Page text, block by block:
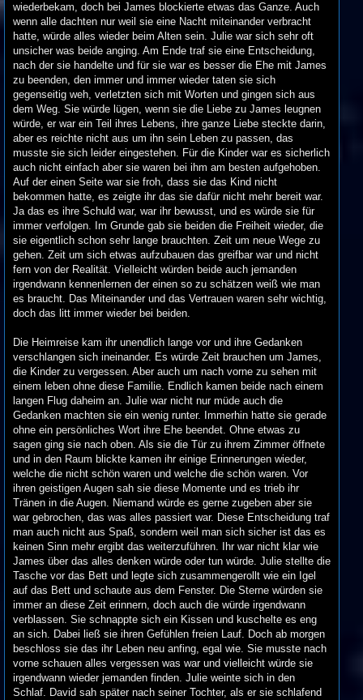
wiederbekam, doch bei James blockierte etwas das Ganze. Auch
wenn alle dachten nur weil sie eine Nacht miteinander verbracht
hatte, würde alles wieder beim Alten sein. Julie war sich sehr oft
unsicher was beide anging. Am Ende traf sie eine Entscheidung,
nach der sie handelte und für sie war es besser die Ehe mit James
zu beenden, den immer und immer wieder taten sie sich
gegenseitig weh, verletzten sich mit Worten und gingen sich aus
dem Weg. Sie würde lügen, wenn sie die Liebe zu James leugnen
würde, er war ein Teil ihres Lebens, ihre ganze Liebe steckte darin,
aber es reichte nicht aus um ihn sein Leben zu passen, das
musste sie sich leider eingestehen. Für die Kinder war es sicherlich
auch nicht einfach aber sie waren bei ihm am besten aufgehoben.
Auf der einen Seite war sie froh, dass sie das Kind nicht
bekommen hatte, es zeigte ihr das sie dafür nicht mehr bereit war.
Ja das es ihre Schuld war, war ihr bewusst, und es würde sie für
immer verfolgen. Im Grunde gab sie beiden die Freiheit wieder, die
sie eigentlich schon sehr lange brauchten. Zeit um neue Wege zu
gehen. Zeit um sich etwas aufzubauen das greifbar war und nicht
fern von der Realität. Vielleicht würden beide auch jemanden
irgendwann kennenlernen der einen so zu schätzen weiß wie man
es braucht. Das Miteinander und das Vertrauen waren sehr wichtig,
doch das litt immer wieder bei beiden.
Die Heimreise kam ihr unendlich lange vor und ihre Gedanken
verschlangen sich ineinander. Es würde Zeit brauchen um James,
die Kinder zu vergessen. Aber auch um nach vorne zu sehen mit
einem leben ohne diese Familie. Endlich kamen beide nach einem
langen Flug daheim an. Julie war nicht nur müde auch die
Gedanken machten sie ein wenig runter. Immerhin hatte sie gerade
ohne ein persönliches Wort ihre Ehe beendet. Ohne etwas zu
sagen ging sie nach oben. Als sie die Tür zu ihrem Zimmer öffnete
und in den Raum blickte kamen ihr einige Erinnerungen wieder,
welche die nicht schön waren und welche die schön waren. Vor
ihren geistigen Augen sah sie diese Momente und es trieb ihr
Tränen in die Augen. Niemand würde es gerne zugeben aber sie
war gebrochen, das was alles passiert war. Diese Entscheidung traf
man auch nicht aus Spaß, sondern weil man sich sicher ist das es
keinen Sinn mehr ergibt das weiterzuführen. Ihr war nicht klar wie
James über das alles denken würde oder tun würde. Julie stellte die
Tasche vor das Bett und legte sich zusammengerollt wie ein Igel
auf das Bett und schaute aus dem Fenster. Die Sterne würden sie
immer an diese Zeit erinnern, doch auch die würde irgendwann
verblassen. Sie schnappte sich ein Kissen und kuschelte es eng
an sich. Dabei ließ sie ihren Gefühlen freien Lauf. Doch ab morgen
beschloss sie das ihr Leben neu anfing, egal wie. Sie musste nach
vorne schauen alles vergessen was war und vielleicht würde sie
irgendwann wieder jemanden finden. Julie weinte sich in den
Schlaf. David sah später nach seiner Tochter, als er sie schlafend